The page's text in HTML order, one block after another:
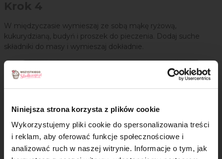
Niniejsza strona korzysta z plików cookie
Wykorzystujemy pliki cookie do spersonalizowania treści
i reklam, aby oferować funkcje społecznościowe i
analizować ruch w naszej witrynie. Informacje o tym, jak
W międzyczasie wymieszaj ze sobą mąkę ryżową,
kukurydzianą, budyń i proszek do pieczenia. Dodaj suche
składniki do masy i wymieszaj dokładnie.